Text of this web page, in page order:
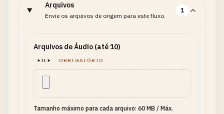
Arquivos
Envie os arquivos de origem para este fluxo.
1
Arquivos de Áudio (até 10)
FILE OBRIGATÓRIO
Tamanho máximo para cada arquivo: 60 MB / Máx.